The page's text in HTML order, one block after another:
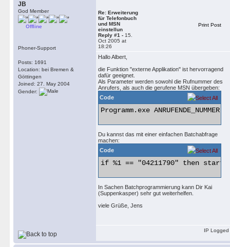
JB
God Member
Offline
Phoner-Support
Posts: 1691
Location: bei Bremen &
Göttingen
Joined: 27. May 2004
Gender:
Re: Erweiterung
für Telefonbuch
und MSN
einstellun
Reply #1 - 15.
Oct 2005 at
18:26
Print Post
Hallo Albert,
die Funktion "externe Applikation" ist hervorragend
dafür geeignet.
Als Parameter werden sowohl die Rufnummer des
Anrufers, als auch die gerufene MSN übergeben:
Code
Programm.exe ANRUFENDE_NUMMER
Du kannst das mit einer einfachen Batchabfrage
machen:
Code
if %1 == "04211790" then start /
In Sachen Batchprogrammierung kann Dir Kai
(Suppenkasper) sehr gut weiterhelfen.
viele Grüße, Jens
IP Logged